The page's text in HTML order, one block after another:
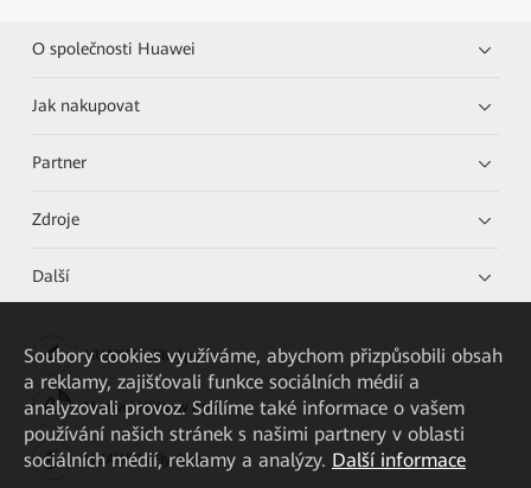
O společnosti Huawei
Jak nakupovat
Partner
Zdroje
Další
HUAWEI eKit App
Huawei HiKnow App
HUAWEI eFly App
Soubory cookies využíváme, abychom přizpůsobili obsah
a reklamy, zajišťovali funkce sociálních médií a
analyzovali provoz. Sdílíme také informace o vašem
používání našich stránek s našimi partnery v oblasti
sociálních médií, reklamy a analýzy. Další informace